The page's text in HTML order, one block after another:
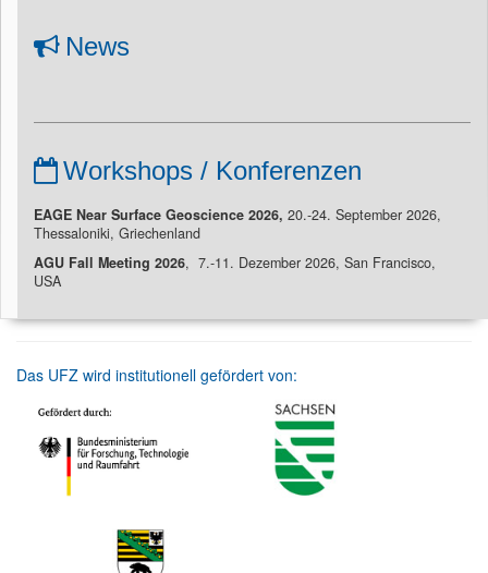
News
Workshops / Konferenzen
EAGE Near Surface Geoscience 2026, 20.-24. September 2026,
Thessaloniki, Griechenland
AGU Fall Meeting 2026, 7.-11. Dezember 2026, San Francisco,
USA
Das UFZ wird institutionell gefördert von: